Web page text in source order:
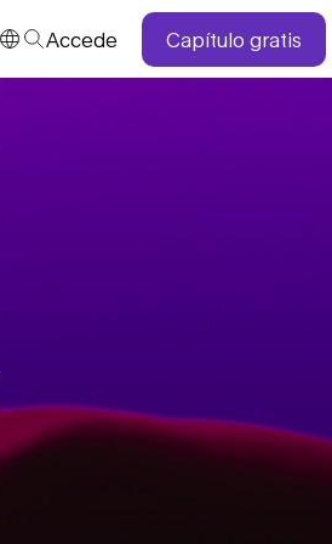
Accede Capítulo gratis